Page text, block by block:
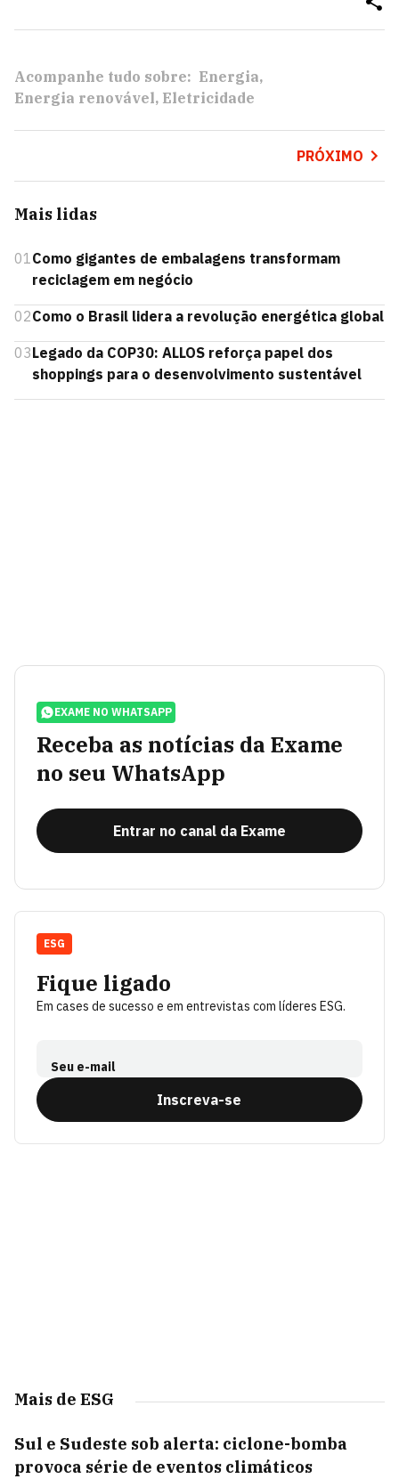
Acompanhe tudo sobre: Energia
Energia renovável Eletricidade
PRÓXIMO
Mais lidas
01Como gigantes de embalagens transformam
reciclagem em negócio
02Como o Brasil lidera a revolução energética global
03Legado da COP30: ALLOS reforça papel dos
shoppings para o desenvolvimento sustentável
EXAME NO WHATSAPP
Receba as notícias da Exame
no seu WhatsApp
Entrar no canal da Exame
Fique ligado
Em cases de sucesso e em entrevistas com líderes ESG.
Seu e-mail
Inscreva-se
ESG
Mais de ESG
Sul e Sudeste sob alerta: ciclone-bomba
provoca série de eventos climáticos